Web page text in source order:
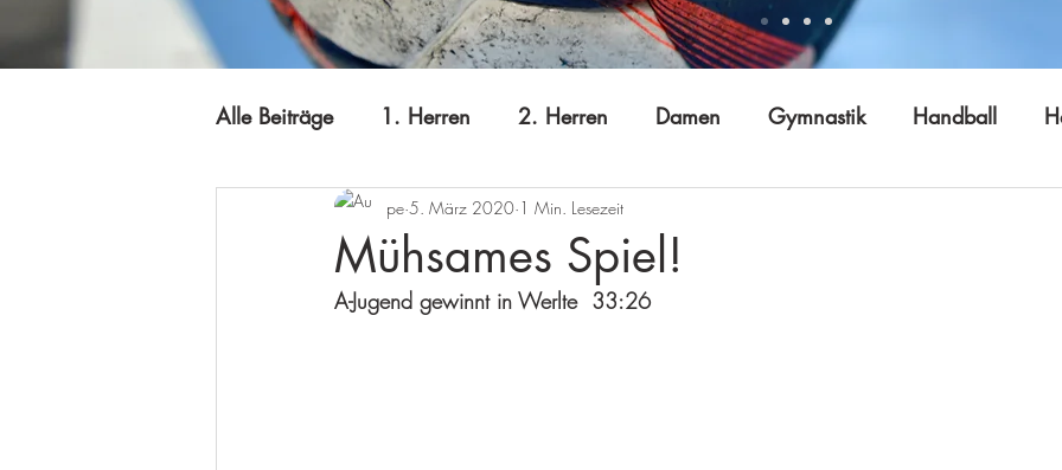
Alle Beiträge 1. Herren 2. Herren Damen Gymnastik Handball
A-Jugend Jugend B Jugend B (w)
Offizielles Qi Gong Tai Ji Quan
Mühsames Spiel!
pe 5. März 2020 1 Min. Lesezeit
A-Jugend gewinnt in Werlte  33:26